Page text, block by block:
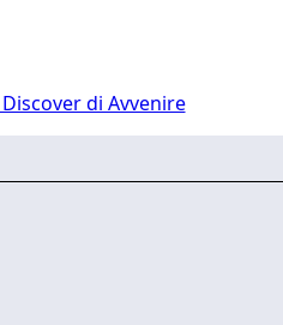
di Avvenire